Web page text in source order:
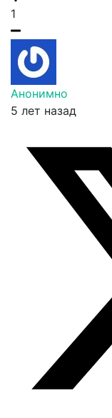
1
Анонимно
5 лет назад